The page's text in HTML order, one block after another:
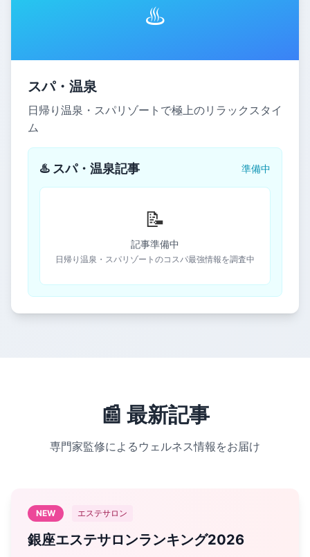
♨️
スパ・温泉
日帰り温泉・スパリゾートで極上のリラックスタイ
ム
♨️ スパ・温泉記事 準備中
📝
記事準備中
日帰り温泉・スパリゾートのコスパ最強情報を調査中
📰 最新記事
専門家監修によるウェルネス情報をお届け
NEW エステサロン
銀座エステサロンランキング2026